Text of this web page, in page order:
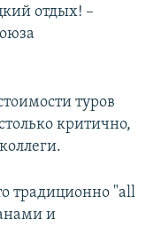
отдых! –
туров
критично,
традиционно "all
и